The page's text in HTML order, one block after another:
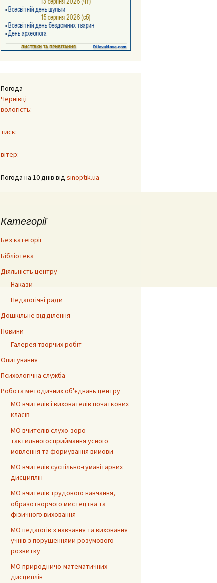
Погода
Чернівці
вологість:
тиск:
вітер:
Погода на 10 днів від sinoptik.ua
Категорії
Без категорії
Бібліотека
Діяльність центру
Накази
Педагогічні ради
Дошкільне відділення
Новини
Галерея творчих робіт
Опитування
Психологічна служба
Робота методичних об'єднань центру
МО вчителів і вихователів початкових
класів
МО вчителів слухо-зоро-
тактильногосприймання усного
мовлення та формування вимови
МО вчителів суспільно-гуманітарних
дисциплін
МО вчителів трудового навчання,
образотворчого мистецтва та
фізичного виховання
МО педагогів з навчання та виховання
учнів з порушеннями розумового
розвитку
МО природничо-математичних
дисциплін